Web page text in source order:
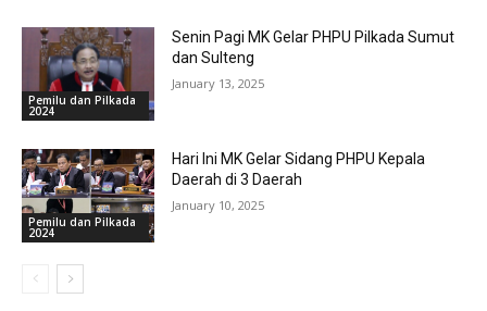
Pemilu dan Pilkada
2024
Senin Pagi MK Gelar PHPU Pilkada Sumut
dan Sulteng
January 13, 2025
Pemilu dan Pilkada
2024
Hari Ini MK Gelar Sidang PHPU Kepala
Daerah di 3 Daerah
January 10, 2025